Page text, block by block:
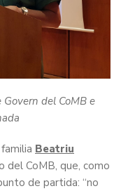
del CoMB e
Beatriu
del CoMB, que, como
de partida: “no